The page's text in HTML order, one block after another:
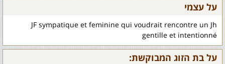
על עצמי
JF sympatique et feminine qui voudrait rencontre un Jh
gentille et intentionné
על בת הזוג המבוקשת: